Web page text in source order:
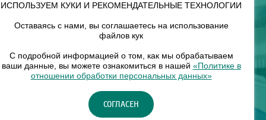
РЕЖИМ РАБОТЫ:
8 — 18
НАШ ФИЛИАЛ:
Москва, м. Нагорное, Нагорный б-р, д. 19, кор. 1
ИСПОЛЬЗУЕМ КУКИ И РЕКОМЕНДАТЕЛЬНЫЕ ТЕХНОЛОГИИ
Оставаясь с нами, вы соглашаетесь на использование
файлов кук
С подробной информацией о том, как мы обрабатываем
ваши данные, вы можете ознакомиться в нашей «Политике в
отношении обработки персональных данных»
СОГЛАСЕН